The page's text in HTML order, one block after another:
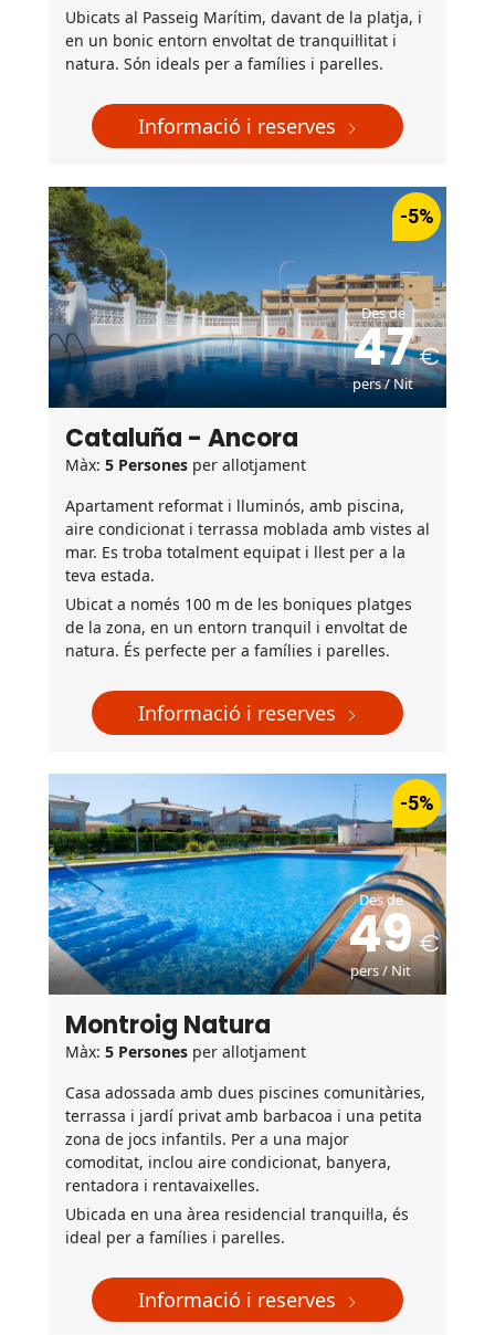
Ubicats al Passeig Marítim, davant de la platja, i
en un bonic entorn envoltat de tranquil·litat i
natura. Són ideals per a famílies i parelles.
Informació i reserves
-5%
Des de
47
pers / Nit
Cataluña - Ancora
Màx: 5 Persones per allotjament
Apartament reformat i lluminós, amb piscina,
aire condicionat i terrassa moblada amb vistes al
mar. Es troba totalment equipat i llest per a la
teva estada.
Ubicat a només 100 m de les boniques platges
de la zona, en un entorn tranquil i envoltat de
natura. És perfecte per a famílies i parelles.
Informació i reserves
-5%
Des de
49
pers / Nit
Montroig Natura
Màx: 5 Persones per allotjament
Casa adossada amb dues piscines comunitàries,
terrassa i jardí privat amb barbacoa i una petita
zona de jocs infantils. Per a una major
comoditat, inclou aire condicionat, banyera,
rentadora i rentavaixelles.
Ubicada en una àrea residencial tranquil·la, és
ideal per a famílies i parelles.
Informació i reserves